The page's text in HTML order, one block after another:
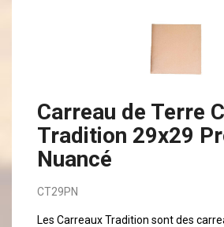
Carreau de Terre
Tradition 29x29
Nuancé
CT29PN
Les Carreaux Tradition sont des